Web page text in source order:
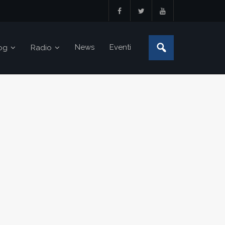
Radio News Eventi